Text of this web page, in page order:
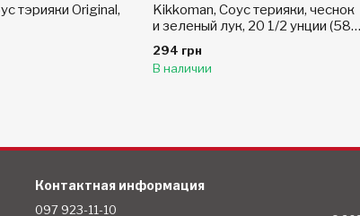
тэрияки Original,
Kikkoman, Соус терияки, чеснок
и зеленый лук, 20 1/2 унции (581
г)
294 грн
В наличии
Контактная информация
097 923-11-10